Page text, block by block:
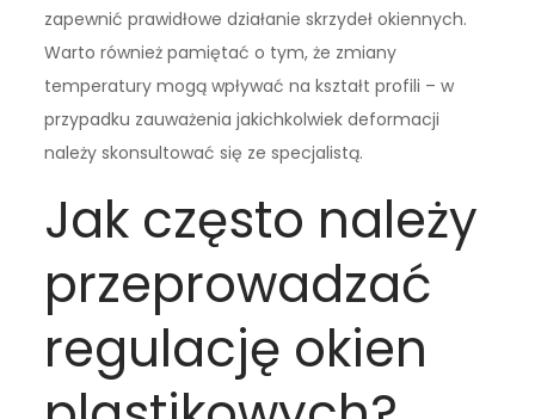
zapewnić prawidłowe działanie skrzydeł okiennych.
Warto również pamiętać o tym, że zmiany
temperatury mogą wpływać na kształt profili – w
przypadku zauważenia jakichkolwiek deformacji
należy skonsultować się ze specjalistą.
Jak często należy
przeprowadzać
regulację okien